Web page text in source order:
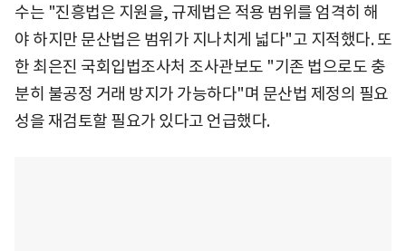
수는 "진흥법은 지원을, 규제법은 적용 범위를 엄격히 해
야 하지만 문산법은 범위가 지나치게 넓다"고 지적했다. 또
한 최은진 국회입법조사처 조사관보도 "기존 법으로도 충
분히 불공정 거래 방지가 가능하다"며 문산법 제정의 필요
성을 재검토할 필요가 있다고 언급했다.